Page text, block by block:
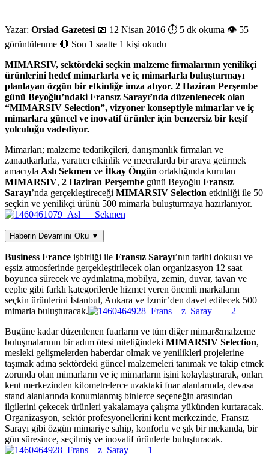
Yazar: Orsiad Gazetesi 📅 12 Nisan 2016 ⏱ 5 dk okuma 👁 55
görüntülenme 🔴 Son 1 saatte 1 kişi okudu
MIMARSIV, sektördeki seçkin malzeme firmalarının yenilikçi
ürünlerini hedef mimarlarla ve iç mimarlarla buluşturmayı
planlayan özgün bir etkinliğe imza atıyor. 2 Haziran Perşembe
günü Beyoğlu’ndaki Fransız Sarayı’nda düzenlenecek olan
“MIMARSIV Selection”, vizyoner konseptiyle mimarlar ve iç
mimarlara güncel ve inovatif ürünler için benzersiz bir keşif
yolculuğu vadediyor.
Mimarları; malzeme tedarikçileri, danışmanlık firmaları ve
zanaatkarlarla, yaratıcı etkinlik ve mecralarda bir araya getirmek
amacıyla Aslı Sekmen ve İlkay Öngün ortaklığında kurulan
MIMARSIV, 2 Haziran Perşembe günü Beyoğlu Fransız
Sarayı’nda gerçekleştireceği MIMARSIV Selection etkinliği ile 50
seçkin ve yenilikçi ürünü 500 mimarla buluşturmaya hazırlanıyor.
Haberin Devamını Oku ▼
Business France işbirliği ile Fransız Sarayı’nın tarihi dokusu ve
eşsiz atmosferinde gerçekleştirilecek olan organizasyon 12 saat
boyunca sürecek ve aydınlatma,mobilya, zemin, duvar, tavan ve
cephe gibi farklı kategorilerde hizmet veren önemli markaların
seçkin ürünlerini İstanbul, Ankara ve İzmir’den davet edilecek 500
mimarla buluşturacak.
Bugüne kadar düzenlenen fuarların ve tüm diğer mimar&malzeme
buluşmalarının bir adım ötesi niteliğindeki MIMARSIV Selection,
mesleki gelişmelerden haberdar olmak ve yenilikleri projelerine
taşımak adına sektördeki güncel malzemeleri tanımak ve takip etmek
zorunda olan mimarların ve iç mimarların işini kolaylaştırarak, onları
kent merkezinden kilometrelerce uzaktaki fuar alanlarında, devasa
stand alanlarında konumlanmış binlerce seçeneğin arasından
ilgilerini çekecek ürünleri yakalamaya çalışma yükünden kurtaracak.
Organizasyon, sektör profesyonellerini kent merkezinde, Fransız
Sarayı gibi özgün mimariye sahip, konforlu ve şık bir mekanda, bir
gün süresince, seçilmiş ve inovatif ürünlerle buluşturacak.